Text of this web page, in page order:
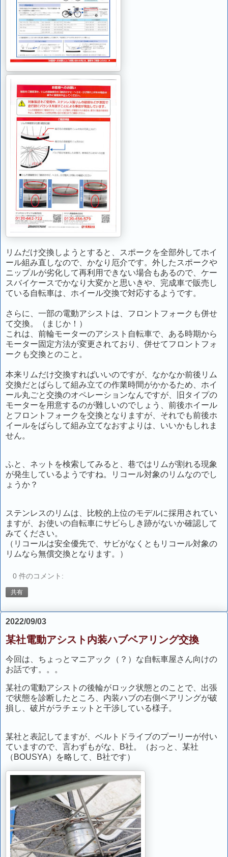
リムだけ交換しようとすると、スポークを全部外してホイ
ール組み直しなので、かなり厄介です。外したスポークや
ニップルが劣化して再利用できない場合もあるので、ケー
スバイケースでかなり大変かと思いきや、完成車で販売し
ている自転車は、ホイール交換で対応するようです。
さらに、一部の電動アシストは、フロントフォークも併せ
て交換。（まじか！）
これは、前輪モーターのアシスト自転車で、ある時期から
モーター固定方法が変更されており、併せてフロントフォ
ークも交換とのこと。
本来リムだけ交換すればいいのですが、なかなか前後リム
交換だとばらして組み立ての作業時間がかかるため、ホイ
ール丸ごと交換のオペレーションなんですが、旧タイプの
モーターを用意するのが難しいのでしょう、前後ホイール
とフロントフォークを交換となりますが、それでも前後ホ
イールをばらして組み立てなおすよりは、いいかもしれま
せん。
ふと、ネットを検索してみると、巷ではリムが割れる現象
が発生しているようですね。リコール対象のリムなのでし
ょうか？
ステンレスのリムは、比較的上位のモデルに採用されてい
ますが、お使いの自転車にサビらしき跡がないか確認して
みてください。
（リコールは安全優先で、サビがなくともリコール対象の
リムなら無償交換となります。）
0 件のコメント:
共有
2022/09/03
某社電動アシスト内装ハブベアリング交換
今回は、ちょっとマニアック（？）な自転車屋さん向けの
お話です。。。
某社の電動アシストの後輪がロック状態とのことで、出張
で状態を診断したところ、内装ハブの右側ベアリングが破
損し、破片がラチェットと干渉している様子。
某社と表記してますが、ベルトドライブのプーリーが付い
ていますので、言わずもがな、B社。（おっと、某社
（BOUSYA）を略して、B社です）